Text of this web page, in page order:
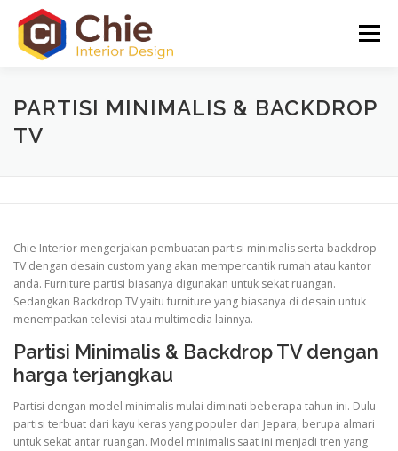
Lompat
konten
Menu
CHIE INTERIOR PORTO FOLIO INFO GALLERY
PARTISI MINIMALIS & BACKDROP
TV
Chie Interior mengerjakan pembuatan partisi minimalis serta backdrop
TV dengan desain custom yang akan mempercantik rumah atau kantor
anda. Furniture partisi biasanya digunakan untuk sekat ruangan.
Sedangkan Backdrop TV yaitu furniture yang biasanya di desain untuk
menempatkan televisi atau multimedia lainnya.
Partisi Minimalis & Backdrop TV dengan
harga terjangkau
Partisi dengan model minimalis mulai diminati beberapa tahun ini. Dulu
partisi terbuat dari kayu keras yang populer dari Jepara, berupa almari
untuk sekat antar ruangan. Model minimalis saat ini menjadi tren yang